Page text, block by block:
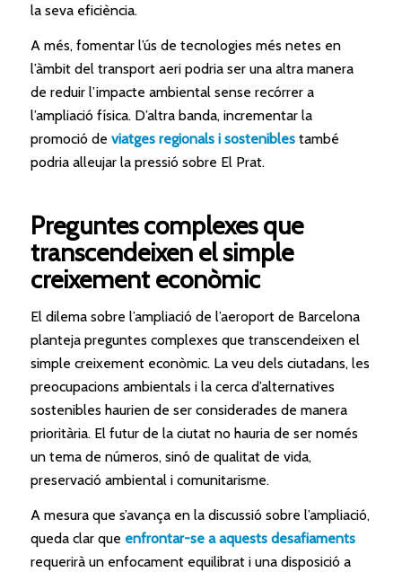
la seva eficiència.
A més, fomentar l’ús de tecnologies més netes en
l’àmbit del transport aeri podria ser una altra manera
de reduir l’impacte ambiental sense recórrer a
l’ampliació física. D’altra banda, incrementar la
promoció de viatges regionals i sosteniblestambé
podria alleujar la pressió sobre El Prat.
Preguntes complexes que
transcendeixen el simple
creixement econòmic
El dilema sobre l’ampliació de l’aeroport de Barcelona
planteja preguntes complexes que transcendeixen el
simple creixement econòmic. La veu dels ciutadans, les
preocupacions ambientals i la cerca d’alternatives
sostenibles haurien de ser considerades de manera
prioritària. El futur de la ciutat no hauria de ser només
un tema de números, sinó de qualitat de vida,
preservació ambiental i comunitarisme.
A mesura que s’avança en la discussió sobre l’ampliació,
queda clar que enfrontar-se a aquests desafiaments
requerirà un enfocament equilibrat i una disposició a